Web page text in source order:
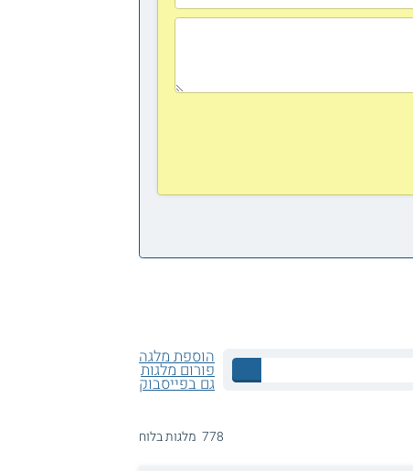
הוספת מלגה
פורום מלגות
גם בפייסבוק
778 מלגות בלוח